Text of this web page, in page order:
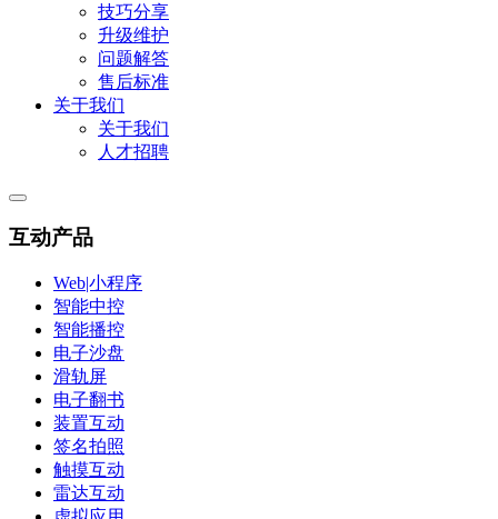
技巧分享
升级维护
问题解答
售后标准
关于我们
关于我们
人才招聘
互动产品
Web|小程序
智能中控
智能播控
电子沙盘
滑轨屏
电子翻书
装置互动
签名拍照
触摸互动
雷达互动